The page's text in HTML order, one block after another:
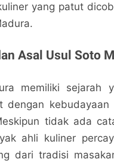
yang patut
Asal Usul Soto
memiliki sejarah
dengan kebudayaan
tidak ada
ahli kuliner
dari tradisi